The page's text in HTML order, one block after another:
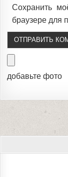
Сохранить
браузере для
добавьте фото